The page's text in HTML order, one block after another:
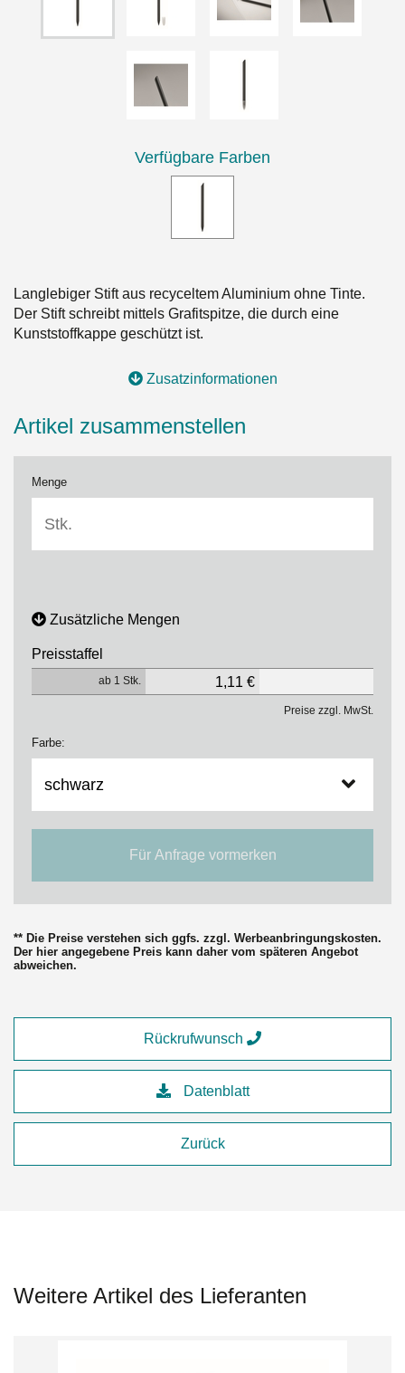
Verfügbare Farben
Langlebiger Stift aus recyceltem Aluminium ohne Tinte.
Der Stift schreibt mittels Grafitspitze, die durch eine
Kunststoffkappe geschützt ist.
Zusatzinformationen
Artikel zusammenstellen
Menge
Zusätzliche Mengen
Preisstaffel
ab 1 Stk. 1,11 €
Preise zzgl. MwSt.
Farbe:
Für Anfrage vormerken
** Die Preise verstehen sich ggfs. zzgl. Werbeanbringungskosten.
Der hier angegebene Preis kann daher vom späteren Angebot
abweichen.
Zurück
Datenblatt
Rückrufwunsch
Weitere Artikel des Lieferanten